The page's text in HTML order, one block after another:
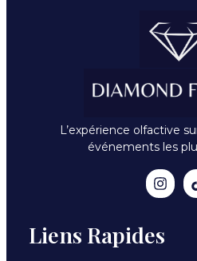
L’expérience olfactive
événements les
Liens Rapides